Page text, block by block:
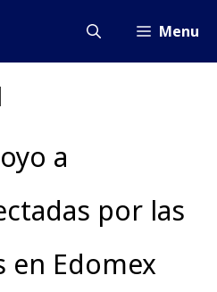
Menu
a
por las
en Edomex